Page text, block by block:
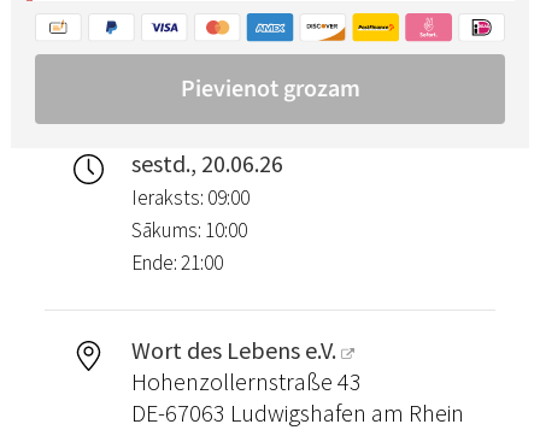
sestd., 20.06.26
Ieraksts: 09:00
Sākums: 10:00
Ende: 21:00
Wort des Lebens e.V.
Hohenzollernstraße 43
DE-67063 Ludwigshafen am Rhein